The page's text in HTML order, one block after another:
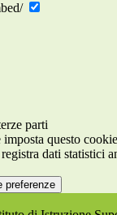
parti
imposta questo
dati statistici
preferenze